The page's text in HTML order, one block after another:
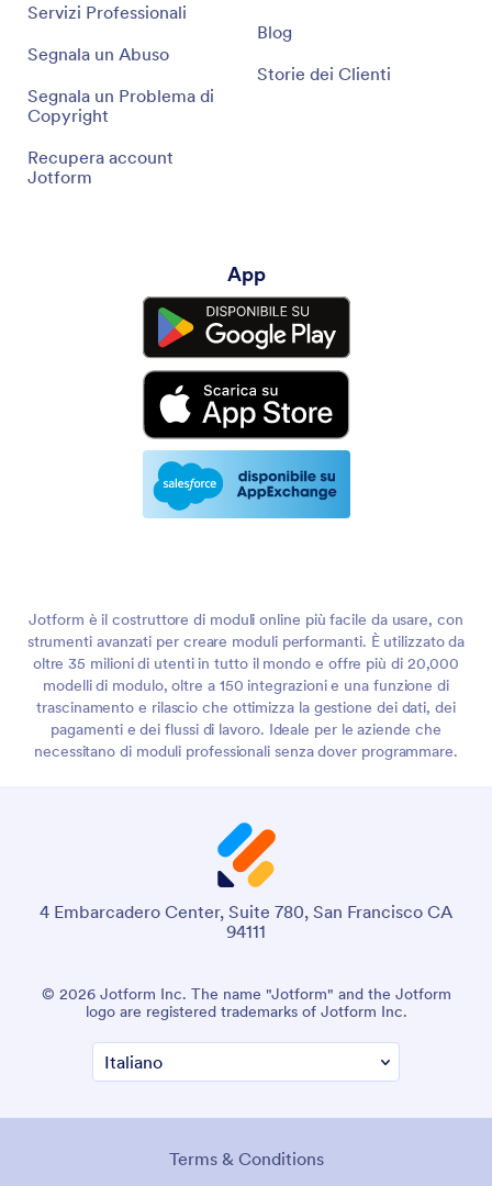
Servizi Professionali
Segnala un Abuso
Segnala un Problema di
Copyright
Recupera account
Jotform
Blog
Storie dei Clienti
App
Jotform è il costruttore di moduli online più facile da usare, con
strumenti avanzati per creare moduli performanti. È utilizzato da
oltre 35 milioni di utenti in tutto il mondo e offre più di 20,000
modelli di modulo, oltre a 150 integrazioni e una funzione di
trascinamento e rilascio che ottimizza la gestione dei dati, dei
pagamenti e dei flussi di lavoro. Ideale per le aziende che
necessitano di moduli professionali senza dover programmare.
4 Embarcadero Center, Suite 780, San Francisco CA
94111
© 2026 Jotform Inc. The name "Jotform" and the Jotform
logo are registered trademarks of Jotform Inc.
Terms & Conditions